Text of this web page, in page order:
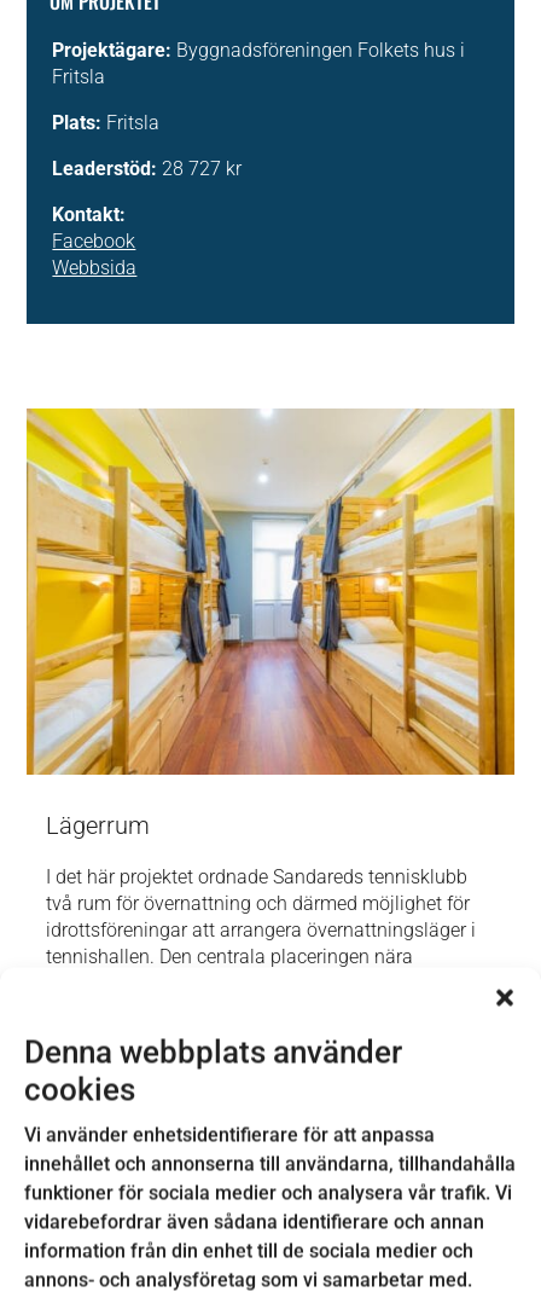
Denna webbplats använder
cookies
Vi använder enhetsidentifierare för att anpassa
innehållet och annonserna till användarna, tillhandahålla
funktioner för sociala medier och analysera vår trafik. Vi
vidarebefordrar även sådana identifierare och annan
information från din enhet till de sociala medier och
annons- och analysföretag som vi samarbetar med.
Projektägare: Byggnadsföreningen Folkets hus i
Fritsla
Plats: Fritsla
Leaderstöd: 28 727 kr
Kontakt:
Facebook
Webbsida
Lägerrum
I det här projektet ordnade Sandareds tennisklubb
två rum för övernattning och därmed möjlighet för
idrottsföreningar att arrangera övernattningsläger i
tennishallen. Den centrala placeringen nära
flerdagarskurser för tränare och ledare.
OM PROJEKTET
Projektägare:Sandareds tennisklubb
Plats: Sandared
Leaderstöd:35 088 kr